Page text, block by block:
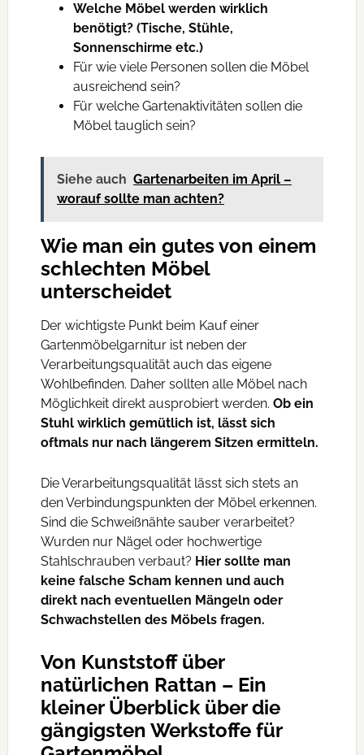
Welche Möbel werden wirklich
benötigt? (Tische, Stühle,
Sonnenschirme etc.)
Für wie viele Personen sollen die Möbel
ausreichend sein?
Für welche Gartenaktivitäten sollen die
Möbel tauglich sein?
Siehe auch Gartenarbeiten im April –
worauf sollte man achten?
Wie man ein gutes von einem
schlechten Möbel
unterscheidet
Der wichtigste Punkt beim Kauf einer
Gartenmöbelgarnitur ist neben der
Verarbeitungsqualität auch das eigene
Wohlbefinden. Daher sollten alle Möbel nach
Möglichkeit direkt ausprobiert werden. Ob ein
Stuhl wirklich gemütlich ist, lässt sich
oftmals nur nach längerem Sitzen ermitteln.
Die Verarbeitungsqualität lässt sich stets an
den Verbindungspunkten der Möbel erkennen.
Sind die Schweißnähte sauber verarbeitet?
Wurden nur Nägel oder hochwertige
Stahlschrauben verbaut? Hier sollte man
keine falsche Scham kennen und auch
direkt nach eventuellen Mängeln oder
Schwachstellen des Möbels fragen.
Von Kunststoff über
natürlichen Rattan – Ein
kleiner Überblick über die
gängigsten Werkstoffe für